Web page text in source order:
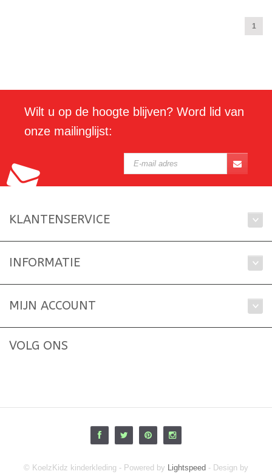
1
Wilt u op de hoogte blijven? Word lid van
onze mailinglijst:
KLANTENSERVICE
INFORMATIE
MIJN ACCOUNT
VOLG ONS
© KoelzKidz kinderkleding - Powered by Lightspeed - Design by